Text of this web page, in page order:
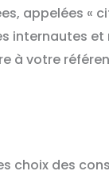
appelées «
internautes
à votre
choix des